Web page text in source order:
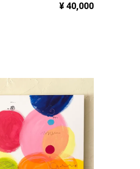
¥ 40,000